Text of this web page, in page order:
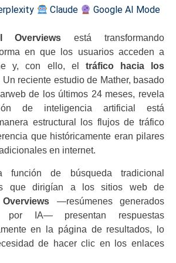
Claude
Google AI Mode
Overviews está transformando
en que los usuarios acceden a
y, con ello, el tráfico hacia los
Un reciente estudio de Mather, basado
de los últimos 24 meses, revela
de inteligencia artificial está
estructural los flujos de tráfico
que históricamente eran pilares
en internet.
función de búsqueda tradicional
que dirigían a los sitios web de
—resúmenes generados
por IA— presentan respuestas
en la página de resultados, lo
de hacer clic en los enlaces